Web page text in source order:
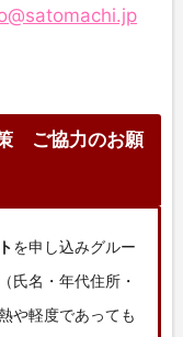
ご協力のお願
を申し込みグルー
氏名・年代住所・
や軽度であっても